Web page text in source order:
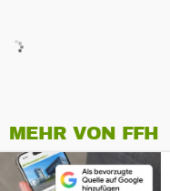
MEHR VON FFH